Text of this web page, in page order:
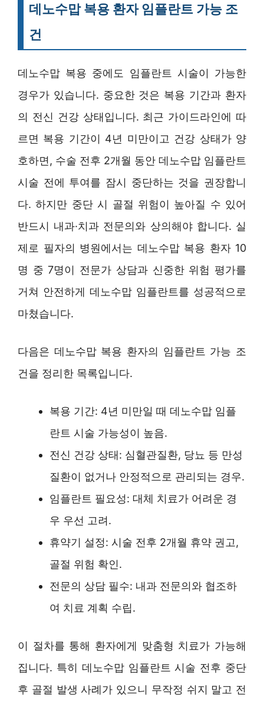
데노수맙 복용 환자 임플란트 가능 조
건
데노수맙 복용 중에도 임플란트 시술이 가능한
경우가 있습니다. 중요한 것은 복용 기간과 환자
의 전신 건강 상태입니다. 최근 가이드라인에 따
르면 복용 기간이 4년 미만이고 건강 상태가 양
호하면, 수술 전후 2개월 동안 데노수맙 임플란트
시술 전에 투여를 잠시 중단하는 것을 권장합니
다. 하지만 중단 시 골절 위험이 높아질 수 있어
반드시 내과·치과 전문의와 상의해야 합니다. 실
제로 필자의 병원에서는 데노수맙 복용 환자 10
명 중 7명이 전문가 상담과 신중한 위험 평가를
거쳐 안전하게 데노수맙 임플란트를 성공적으로
마쳤습니다.
다음은 데노수맙 복용 환자의 임플란트 가능 조
건을 정리한 목록입니다.
복용 기간: 4년 미만일 때 데노수맙 임플
란트 시술 가능성이 높음.
전신 건강 상태: 심혈관질환, 당뇨 등 만성
질환이 없거나 안정적으로 관리되는 경우.
임플란트 필요성: 대체 치료가 어려운 경
우 우선 고려.
휴약기 설정: 시술 전후 2개월 휴약 권고,
골절 위험 확인.
전문의 상담 필수: 내과 전문의와 협조하
여 치료 계획 수립.
이 절차를 통해 환자에게 맞춤형 치료가 가능해
집니다. 특히 데노수맙 임플란트 시술 전후 중단
후 골절 발생 사례가 있으니 무작정 쉬지 말고 전